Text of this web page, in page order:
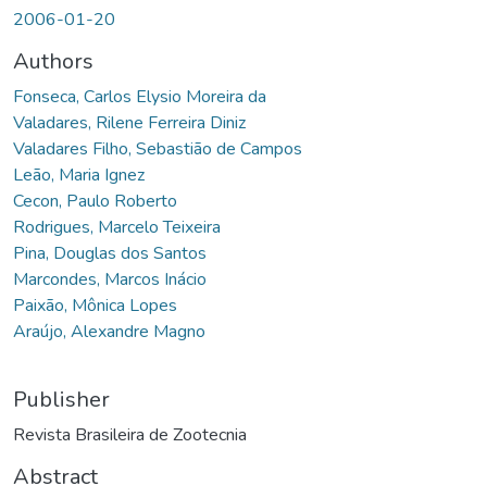
2006-01-20
Authors
Fonseca, Carlos Elysio Moreira da
Valadares, Rilene Ferreira Diniz
Valadares Filho, Sebastião de Campos
Leão, Maria Ignez
Cecon, Paulo Roberto
Rodrigues, Marcelo Teixeira
Pina, Douglas dos Santos
Marcondes, Marcos Inácio
Paixão, Mônica Lopes
Araújo, Alexandre Magno
Publisher
Revista Brasileira de Zootecnia
Abstract